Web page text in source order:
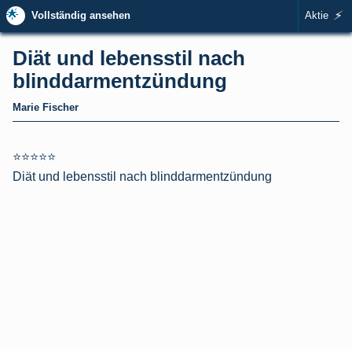
🌟 Vollständig ansehen Aktie ⚡
Diät und lebensstil nach
blinddarmentzündung
Marie Fischer
⭐⭐⭐⭐⭐
Diät und lebensstil nach blinddarmentzündung